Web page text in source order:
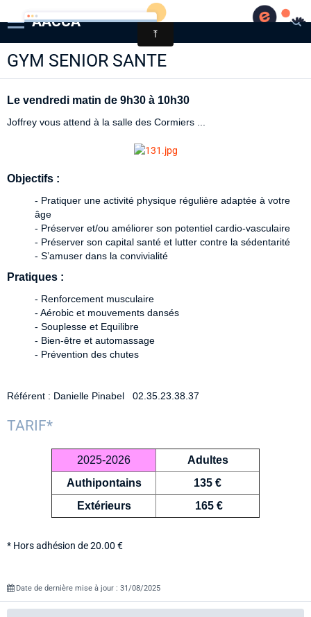
AACCA
Page d'accueil
GYM SENIOR SANTE
Le vendredi matin de 9h30 à 10h30
Joffrey vous attend à la salle des Cormiers ...
Objectifs :
- Pratiquer une activité physique régulière adaptée à votre
âge
- Préserver et/ou améliorer son potentiel cardio-vasculaire
- Préserver son capital santé et lutter contre la sédentarité
- S’amuser dans la convivialité
Pratiques :
- Renforcement musculaire
- Aérobic et mouvements dansés
- Souplesse et Equilibre
- Bien-être et automassage
- Prévention des chutes
Référent : Danielle Pinabel 02.35.23.38.37
TARIF*
2025-2026
Adultes
Authipontains
135 €
Extérieurs
165 €
* Hors adhésion de 20.00 €
Date de dernière mise à jour : 31/08/2025